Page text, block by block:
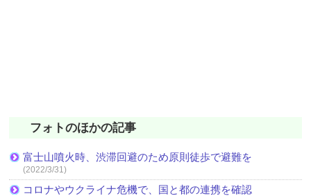
フォトのほかの記事
富士山噴火時、渋滞回避のため原則徒歩で避難を
(2022/3/31)
コロナやウクライナ危機で、国と都の連携を確認